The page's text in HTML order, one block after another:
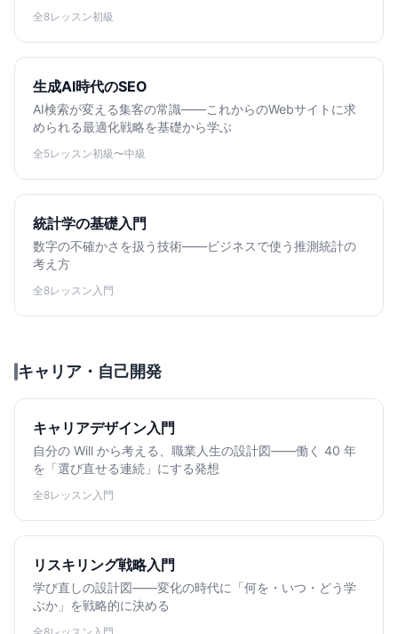
全8レッスン初級
生成AI時代のSEO
AI検索が変える集客の常識——これからのWebサイトに求
められる最適化戦略を基礎から学ぶ
全5レッスン初級〜中級
統計学の基礎入門
数字の不確かさを扱う技術——ビジネスで使う推測統計の
考え方
全8レッスン 入門
キャリア・自己開発
キャリアデザイン入門
自分の Will から考える、職業人生の設計図——働く 40 年
を「選び直せる連続」にする発想
全8レッスン 入門
リスキリング戦略入門
学び直しの設計図——変化の時代に「何を・いつ・どう学
ぶか」を戦略的に決める